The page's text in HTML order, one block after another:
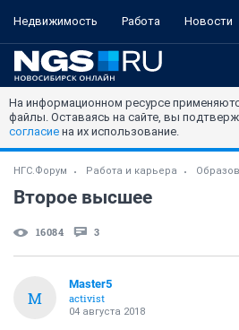
Недвижимость Работа Новости
На информационном ресурсе
файлы. Оставаясь на сайте, вы
согласие на их использование.
НГС.Форум Работа и карьера
Второе высшее
16084 3
M
Master5
activist
04 августа 2018